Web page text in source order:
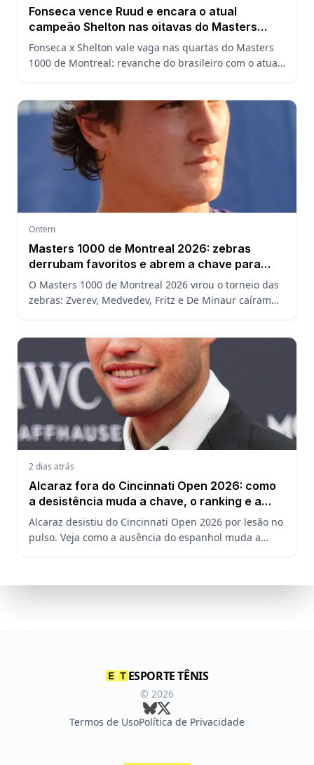
Fonseca vence Ruud e encara o atual
campeão Shelton nas oitavas do Masters
1000 de Montreal
Fonseca x Shelton vale vaga nas quartas do Masters
1000 de Montreal: revanche do brasileiro com o atual
Ontem
Masters 1000 de Montreal 2026: zebras
derrubam favoritos e abrem a chave para
João Fonseca
O Masters 1000 de Montreal 2026 virou o torneio das
zebras: Zverev, Medvedev, Fritz e De Minaur caíram
2 dias atrás
Alcaraz fora do Cincinnati Open 2026: como
a desistência muda a chave, o ranking e a
defesa do US Open
Alcaraz desistiu do Cincinnati Open 2026 por lesão no
pulso. Veja como a ausência do espanhol muda a
ESPORTE TÊNIS
© 2026
Termos de UsoPolítica de Privacidade